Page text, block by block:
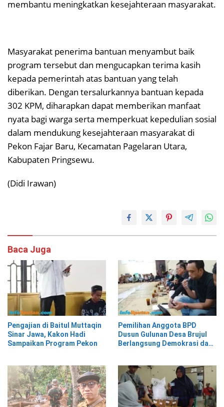
membantu meningkatkan kesejahteraan masyarakat.
Masyarakat penerima bantuan menyambut baik
program tersebut dan mengucapkan terima kasih
kepada pemerintah atas bantuan yang telah
diberikan. Dengan tersalurkannya bantuan kepada
302 KPM, diharapkan dapat memberikan manfaat
nyata bagi warga serta memperkuat kepedulian sosial
dalam mendukung kesejahteraan masyarakat di
Pekon Fajar Baru, Kecamatan Pagelaran Utara,
Kabupaten Pringsewu.
(Didi Irawan)
Baca Juga
Pengajian di Baitul Muttaqin
Sinar Jawa, Kakon Hadi
Sampaikan Program Pekon
Pemilihan Anggota BPD
Dusun Gulunan Desa Brujul
Berlangsung Demokrasi dan